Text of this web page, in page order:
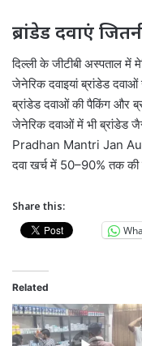
ब्रांडेड दवाएं
दिल्ली के जीटीबी अस्पताल में
जेनेरिक दवाइयां ब्रांडेड
ब्रांडेड दवाओं की पैकिंग और
जेनेरिक दवाओं में भी ब्रांडेड
Pradhan Mantri Jan
दवा खर्च में 50–90% तक की
Share this:
Related